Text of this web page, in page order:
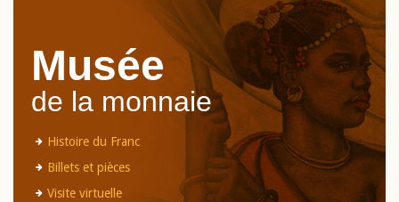
Musée
de la monnaie
Histoire du Franc
Billets et pièces
Visite virtuelle